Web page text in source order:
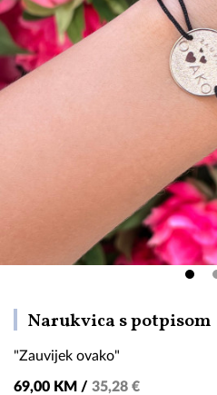
Narukvica s potpisom
"Zauvijek ovako"
69,00 KM / 35,28 €